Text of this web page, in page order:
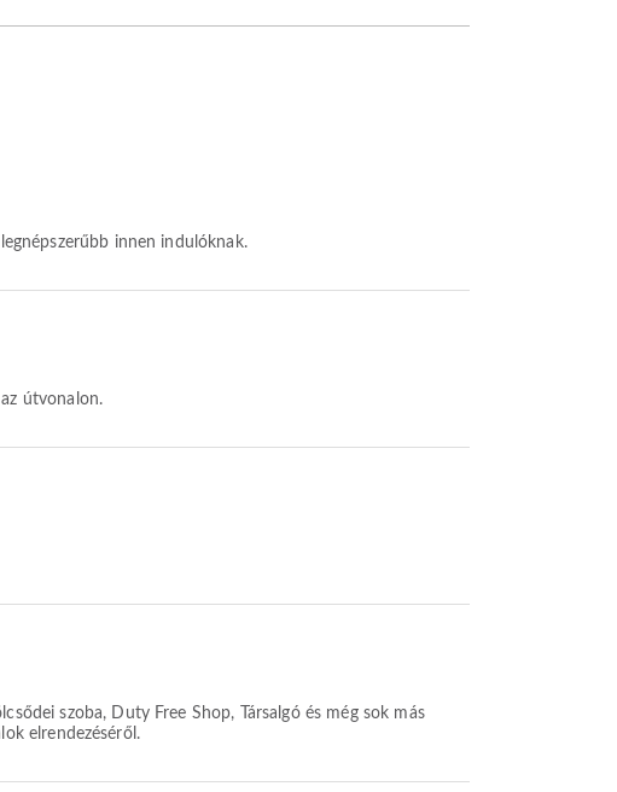
innen indulóknak.
az útvonalon.
szoba, Duty Free Shop, Társalgó és még sok más
elrendezéséről.